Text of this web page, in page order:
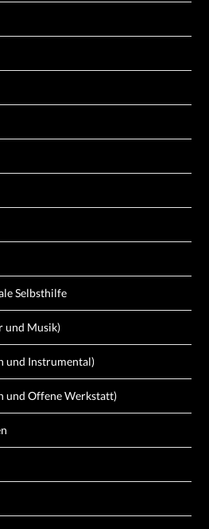
Selbsthilfe
und Musik)
und Instrumental)
und Offene Werkstatt)